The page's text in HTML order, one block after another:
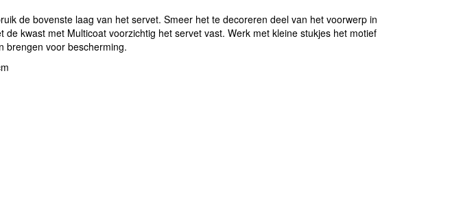
de bovenste laag van het servet. Smeer het te decoreren deel van het voorwerp in
kwast met Multicoat voorzichtig het servet vast. Werk met kleine stukjes het motief
brengen voor bescherming.